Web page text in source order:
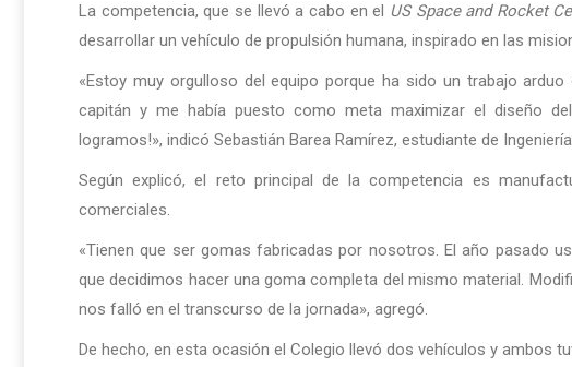
La competencia, que se llevó a cabo en el US Space and Rocket
desarrollar un vehículo de propulsión humana, inspirado en las
«Estoy muy orgulloso del equipo porque ha sido un trabajo
capitán y me había puesto como meta maximizar el diseño del
logramos!», indicó Sebastián Barea Ramírez, estudiante de
Según explicó, el reto principal de la competencia es
comerciales.
«Tienen que ser gomas fabricadas por nosotros. El año pasado
que decidimos hacer una goma completa del mismo material.
nos falló en el transcurso de la jornada», agregó.
De hecho, en esta ocasión el Colegio llevó dos vehículos y ambos